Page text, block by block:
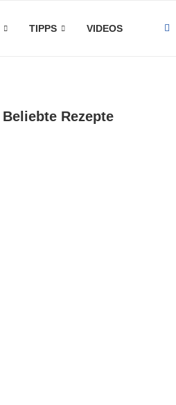
TIPPS VIDEOS
Beliebte Rezepte